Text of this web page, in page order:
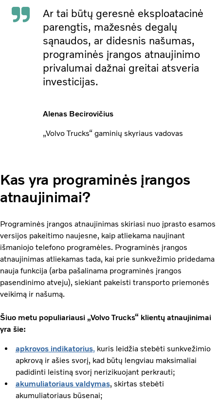
Ar tai būtų geresnė eksploatacinė
parengtis, mažesnės degalų
sąnaudos, ar didesnis našumas,
programinės įrangos atnaujinimo
privalumai dažnai greitai atsveria
investicijas.
Alenas Becirovičius
„Volvo Trucks“ gaminių skyriaus vadovas
Kas yra programinės įrangos
atnaujinimai?
Programinės įrangos atnaujinimas skiriasi nuo įprasto esamos
versijos pakeitimo naujesne, kaip atliekama naujinant
išmaniojo telefono programėles. Programinės įrangos
atnaujinimas atliekamas tada, kai prie sunkvežimio pridedama
nauja funkcija (arba pašalinama programinės įrangos
pasendinimo atveju), siekiant pakeisti transporto priemonės
veikimą ir našumą.
Šiuo metu populiariausi „Volvo Trucks“ klientų atnaujinimai
yra šie:
apkrovos indikatorius, kuris leidžia stebėti sunkvežimio
apkrovą ir ašies svorį, kad būtų lengviau maksimaliai
padidinti leistiną svorį nerizikuojant perkrauti;
akumuliatoriaus valdymas, skirtas stebėti
akumuliatoriaus būsenai;